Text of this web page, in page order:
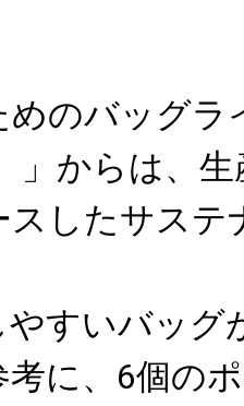
のバッグラ
」からは、
スしたサステ
やすいバッ
に、6個の